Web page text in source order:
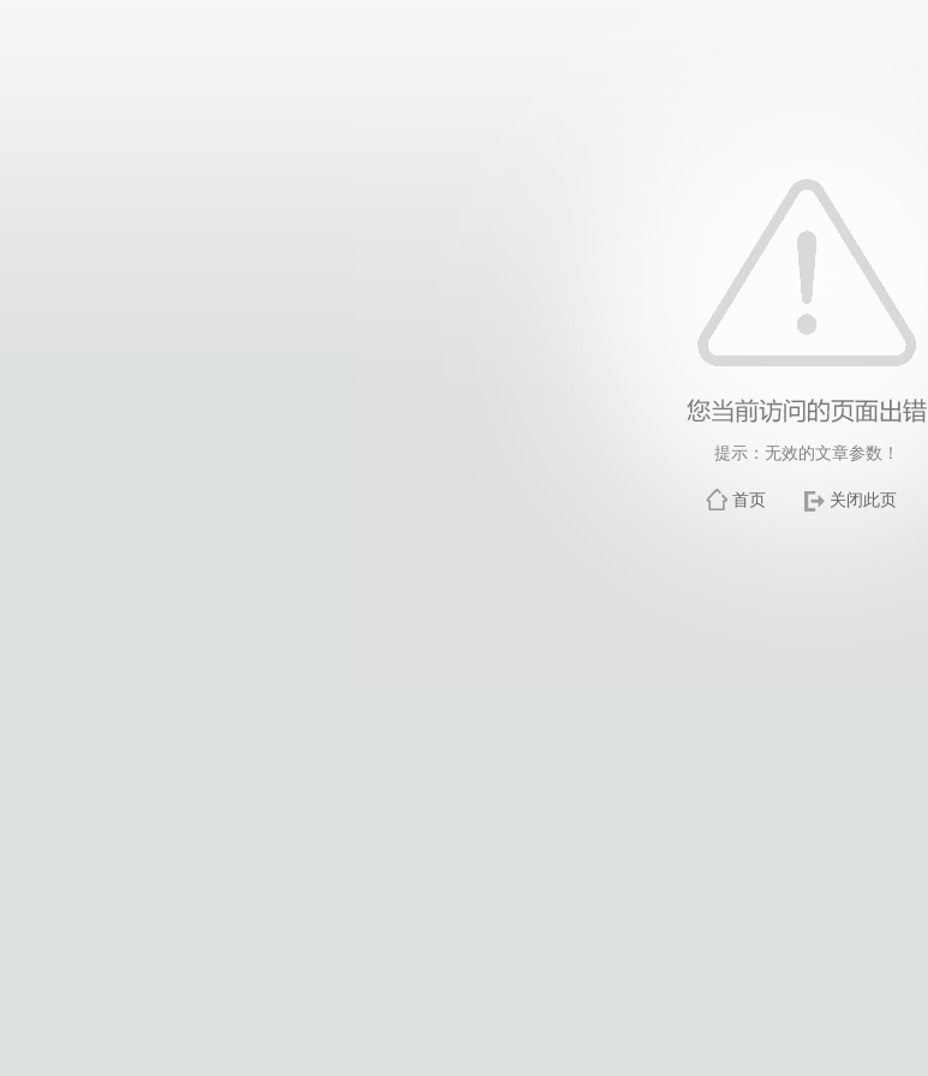
提示：无效的文章参数！
首页 关闭此页